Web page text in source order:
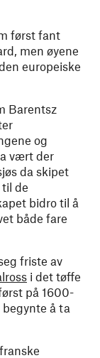
først fant
men øyene
europeiske
Barentsz
og
vært der
da skipet
de
bidro til å
både fare
friste av
i det tøffe
på 1600-
å ta